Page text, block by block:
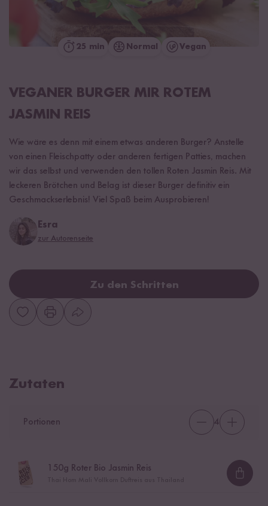
25 min Normal Vegan
VEGANER BURGER MIR ROTEM
JASMIN REIS
Wie wäre es denn mit einem etwas anderen Burger? Anstelle
von einen Fleischpatty oder anderen fertigen Patties, machen
wir das selbst und verwenden den tollen Roten Jasmin Reis. Mit
leckeren Brötchen und Belag ist dieser Burger definitiv ein
Geschmackserlebnis! Viel Spaß beim Ausprobieren!
Esra
zur Autorenseite
Zu den Schritten
Zutaten
Portionen 4
150g Roter Bio Jasmin Reis